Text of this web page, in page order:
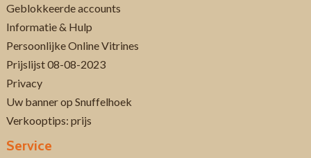
Geblokkeerde accounts
Informatie & Hulp
Persoonlijke Online Vitrines
Prijslijst 08-08-2023
Privacy
Uw banner op Snuffelhoek
Verkooptips: prijs
Service